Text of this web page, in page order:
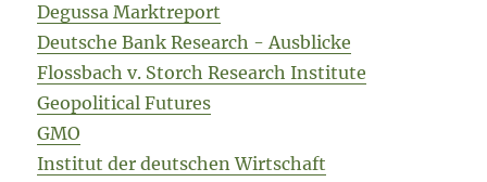
Degussa Marktreport
Deutsche Bank Research - Ausblicke
Flossbach v. Storch Research Institute
Geopolitical Futures
GMO
Institut der deutschen Wirtschaft